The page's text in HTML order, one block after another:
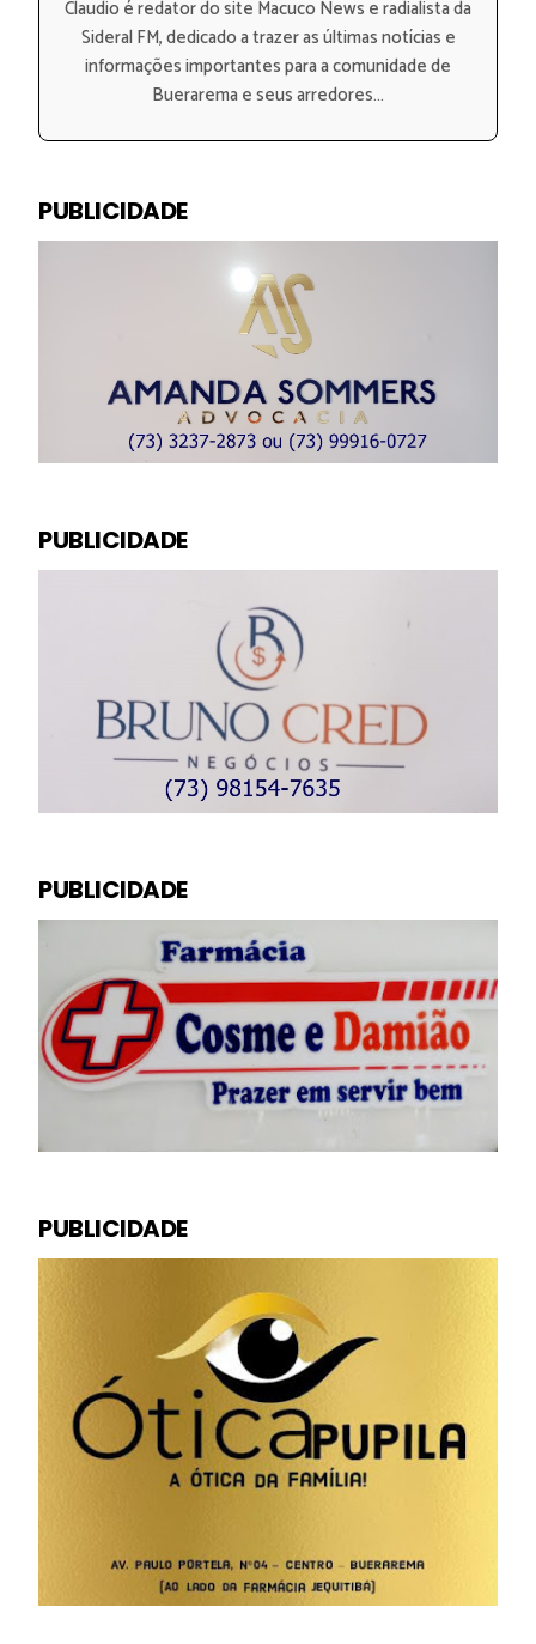
Claudio é redator do site Macuco News e radialista da
Sideral FM, dedicado a trazer as últimas notícias e
informações importantes para a comunidade de
Buerarema e seus arredores...
PUBLICIDADE
PUBLICIDADE
PUBLICIDADE
PUBLICIDADE